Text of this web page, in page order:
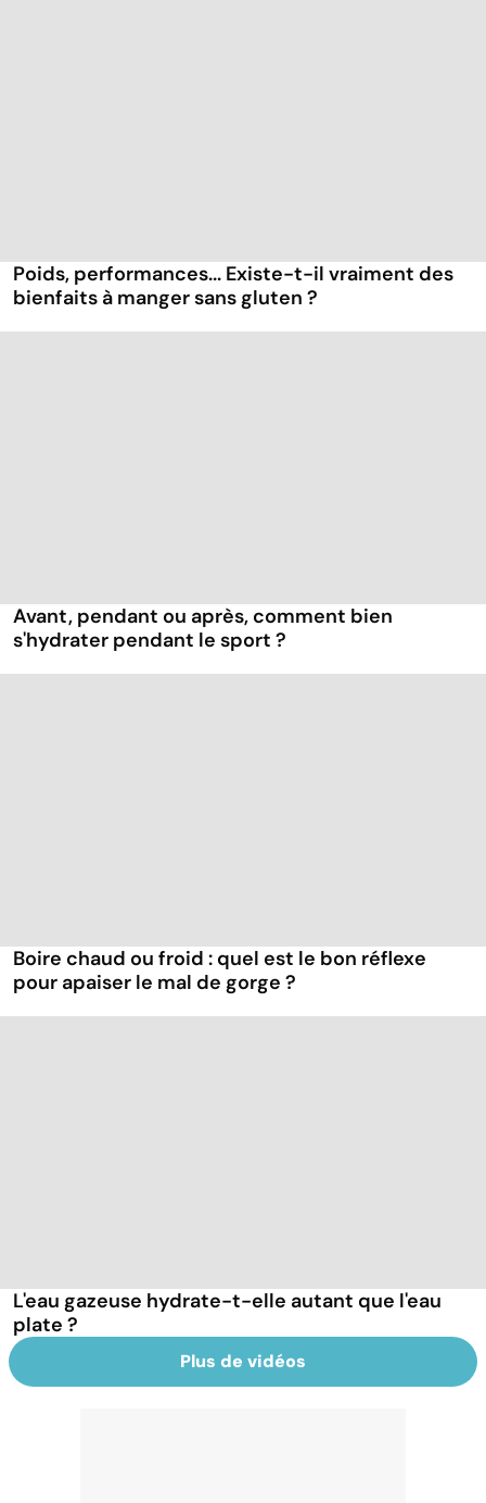
Poids, performances... Existe-t-il vraiment des
bienfaits à manger sans gluten ?
Avant, pendant ou après, comment bien
s'hydrater pendant le sport ?
Boire chaud ou froid : quel est le bon réflexe
pour apaiser le mal de gorge ?
L'eau gazeuse hydrate-t-elle autant que l'eau
plate ?
Plus de vidéos